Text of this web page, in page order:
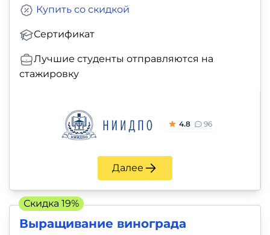
Сертификат
Купить со скидкой
Лучшие студенты отправляются на
стажировку
4.8 96
Далее
Выращивание винограда
Скидка 19%